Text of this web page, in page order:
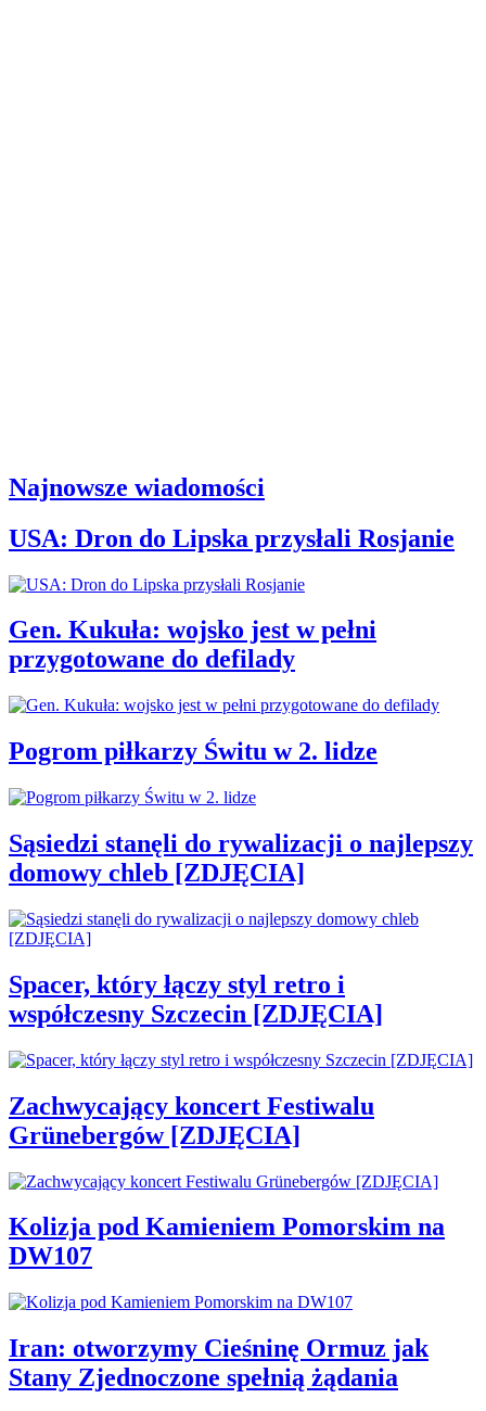
Najnowsze wiadomości
USA: Dron do Lipska przysłali Rosjanie
Gen. Kukuła: wojsko jest w pełni
przygotowane do defilady
Pogrom piłkarzy Świtu w 2. lidze
Sąsiedzi stanęli do rywalizacji o najlepszy
domowy chleb [ZDJĘCIA]
Spacer, który łączy styl retro i
współczesny Szczecin [ZDJĘCIA]
Zachwycający koncert Festiwalu
Grünebergów [ZDJĘCIA]
Kolizja pod Kamieniem Pomorskim na
DW107
Iran: otworzymy Cieśninę Ormuz jak
Stany Zjednoczone spełnią żądania